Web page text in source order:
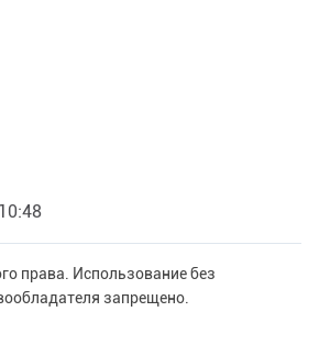
права. Использование без
запрещено.